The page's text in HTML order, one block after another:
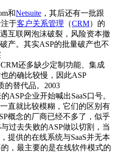
和Netsuite ，其后还有一批跟
于客户关系管理 （CRM）的
互联网泡沫破裂，风险资本撤
产。其实ASP的批量破产也不
还多缺少定制功能、集成
的确比较慢，因此ASP
的替代品。2003
ASP企业开始喊出SaaS口号。
直就比较模糊，它们的区别有
概念的厂商已经不多了，似乎
过去失败的ASP做以切割，当
提供的在线系统与SaaS并无本
，最主要的是在线软件模式的